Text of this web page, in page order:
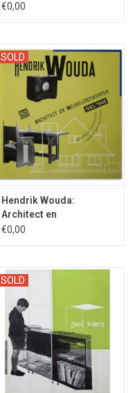
€0,00
SOLD
Hendrik Wouda:
Architect en
meubelontwerper - 1989
€0,00
SOLD